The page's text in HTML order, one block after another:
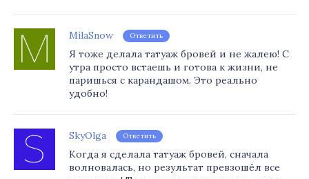
MilaSnow Ответить
Я тоже делала татуаж бровей и не жалею! С
утра просто встаешь и готова к жизни, не
паришься с карандашом. Это реально
удобно!
SkyOlga Ответить
Когда я сделала татуаж бровей, сначала
волновалась, но результат превзошёл все